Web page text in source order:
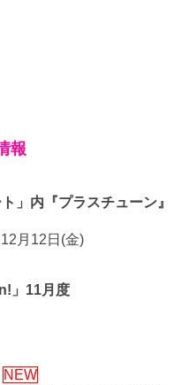
報
」内『プラスチューン』
月12日(金)
」11月度
NEW